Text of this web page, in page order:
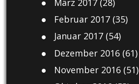
März 2017(28)
Februar 2017(35)
Januar 2017(54)
Dezember 2016(61)
November 2016(51)